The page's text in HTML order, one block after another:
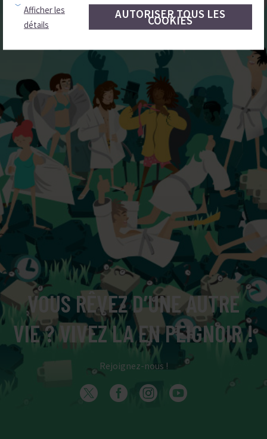
AUTORISER TOUS LES
COOKIES
Afficher les
détails
VOUS RÊVEZ D’UNE AUTRE
VIE ? VIVEZ LA EN PEIGNOIR !
Rejoignez-nous !